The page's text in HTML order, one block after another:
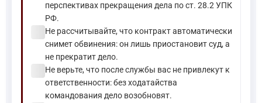
перспективах прекращения дела по ст. 28.2 УПК
РФ.
Не рассчитывайте, что контракт автоматически
снимет обвинения: он лишь приостановит суд, а
не прекратит дело.
Не верьте, что после службы вас не привлекут к
ответственности: без ходатайства
командования дело возобновят.